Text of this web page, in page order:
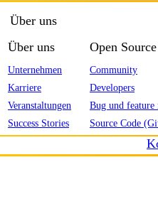
Über uns
Über uns
Unternehmen
Karriere
Veranstaltungen
Success Stories
Open Source
Community
Developers
Bug und feature
Source Code